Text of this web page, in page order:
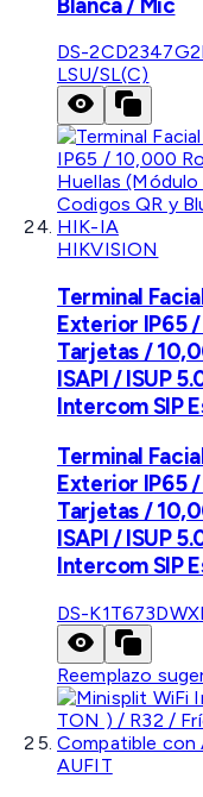
DS-
LSU/SL(C)
HIKVISION
Terminal
Exterior IP65
Tarjetas /
ISAPI / ISUP
Intercom SIP
Terminal
Exterior IP65
Tarjetas /
ISAPI / ISUP
Intercom SIP
DS-K1T673DWX
Reemplazo
AUFIT